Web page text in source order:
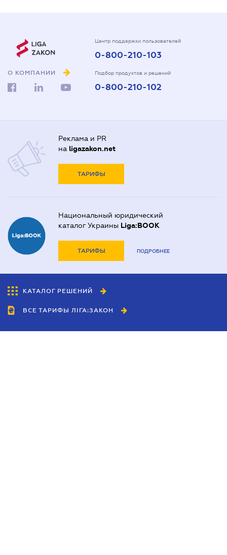
О КОМПАНИИ
Центр поддержки пользователей
0-800-210-103
Подбор продуктов и решений
0-800-210-102
Реклама и PR
на ligazakon.net
ТАРИФЫ
Национальный юридический
каталог Украины Liga:BOOK
ТАРИФЫ ПОДРОБНЕЕ
КАТАЛОГ РЕШЕНИЙ
ВСЕ ТАРИФЫ ЛІГА:ЗАКОН